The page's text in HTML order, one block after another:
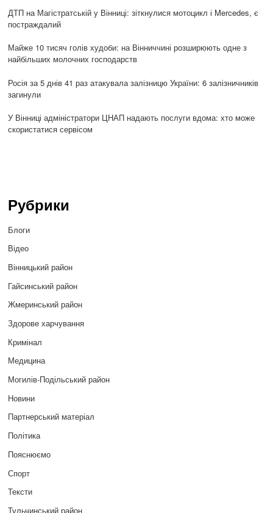
ДТП на Магістратській у Вінниці: зіткнулися мотоцикл і Mercedes, є
постраждалий
Майже 10 тисяч голів худоби: на Вінниччині розширюють одне з
найбільших молочних господарств
Росія за 5 днів 41 раз атакувала залізницю України: 6 залізничників
загинули
У Вінниці адміністратори ЦНАП надають послуги вдома: хто може
скористатися сервісом
Рубрики
Блоги
Відео
Вінницький район
Гайсинський район
Жмеринський район
Здорове харчування
Кримінал
Медицина
Могилів-Подільський район
Новини
Партнерський матеріал
Політика
Пояснюємо
Спорт
Тексти
Тульчинський район